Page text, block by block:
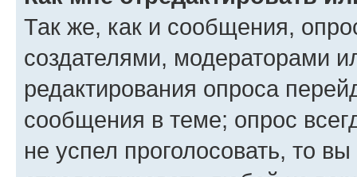
Так же, как и сообщения,
создателями, модераторами
редактирования опроса
сообщения в теме; опрос
не успел проголосовать, то